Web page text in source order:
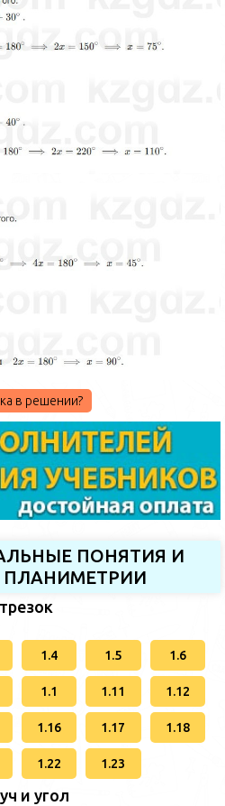
в решении?
ПОНЯТИЯ И
1.4 1.5 1.6
1.1 1.11 1.12
1.16 1.17 1.18
1.22 1.23
и угол